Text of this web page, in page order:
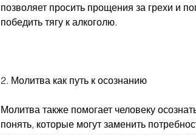
позволяет просить прощения за грехи и
победить тягу к алкоголю.
2. Молитва как путь к осознанию
Молитва также помогает человеку
понять, которые могут заменить